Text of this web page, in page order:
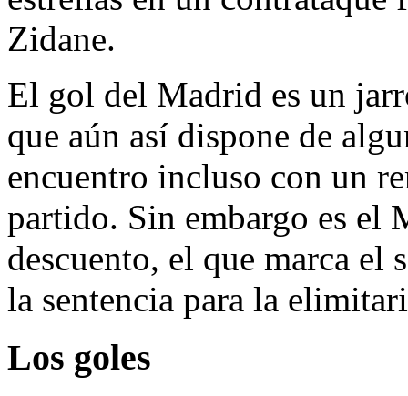
Zidane.
El gol del Madrid es un
que aún así dispone de
encuentro incluso con un
partido. Sin embargo es el
descuento, el que marca el
la sentencia para la
Los goles